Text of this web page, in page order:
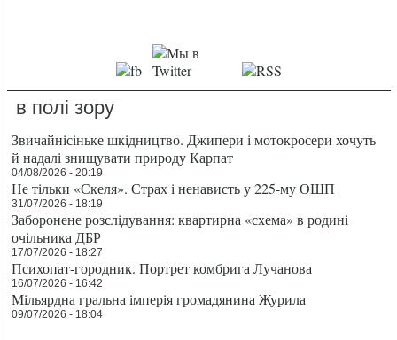
в полі зору
Звичайнісіньке шкідництво. Джипери і мотокросери хочуть
й надалі знищувати природу Карпат
04/08/2026 - 20:19
Не тільки «Скеля». Страх і ненависть у 225-му ОШП
31/07/2026 - 18:19
Заборонене розслідування: квартирна «схема» в родині
очільника ДБР
17/07/2026 - 18:27
Психопат-городник. Портрет комбрига Лучанова
16/07/2026 - 16:42
Мільярдна гральна імперія громадянина Журила
09/07/2026 - 18:04